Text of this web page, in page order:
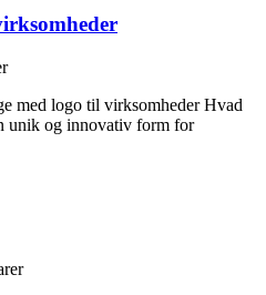
med logo til virksomheder Hvad
unik og innovativ form for